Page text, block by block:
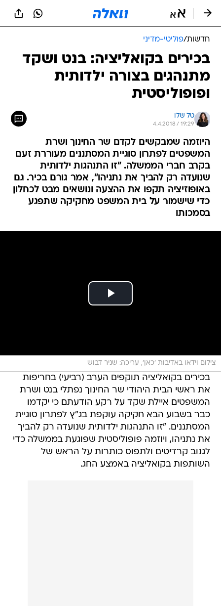
חדשות/פוליטי-מדיני
בכירים בקואליציה: בנט ושקד
מתנהגים בצורה ילדותית
ופופוליסטית
טל שלו
4.4.2018 / 19:29
היוזמה שמבקשים לקדם שר החינוך ושרת
המשפטים לפתרון סוגיית המסתננים מעוררת זעם
בקרב חברי הממשלה. "זו התנהגות ילדותית
שנועדה רק להביך את נתניהו", אמר גורם בכיר. גם
באופוזיציה תקפו את ההצעה ונושאים מבט לכחלון
כדי שישמור על בית המשפט מחקיקה שתפגע
בסמכותו
צילום וידאו באדיבות 'כאן', עריכה: שניר דבוש
בכירים בקואליציה תוקפים הערב (רביעי) בחריפות
את ראשי הבית היהודי שר החינוך נפתלי בנט ושרת
המשפטים איילת שקד על רקע הודעתם כי יקדמו
כבר בשבוע הבא חקיקה עוקפת בג"ץ לפתרון סוגיית
המסתננים. "זו התנהגות ילדותית שנועדה רק להביך
את נתניהו, ויוזמה פופוליסטית שפוגעת בממשלה כדי
לגנוב קרדיטים ולתפוס כותרות על הראש של
השותפות בקואליציה באמצע החג.